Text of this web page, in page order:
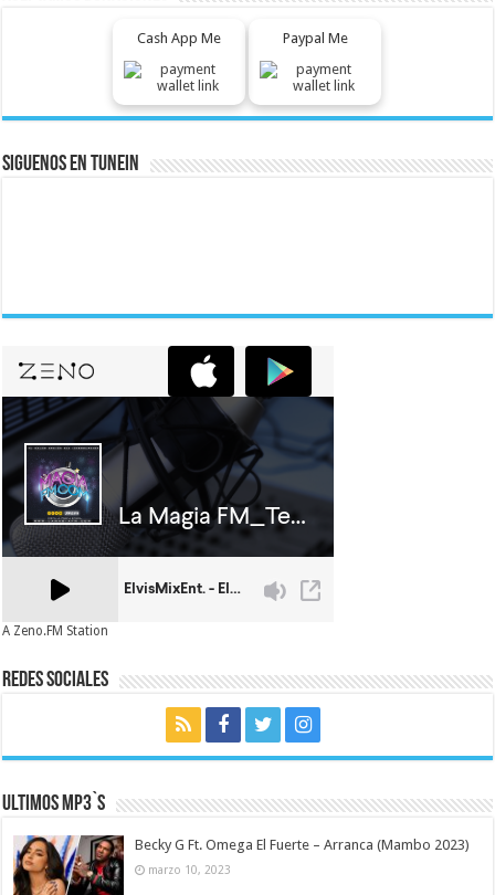
Cash App Me Paypal Me
Siguenos En Tunein
A Zeno.FM Station
Redes Sociales
Ultimos MP3`s
Becky G Ft. Omega El Fuerte – Arranca (Mambo 2023)
marzo 10, 2023